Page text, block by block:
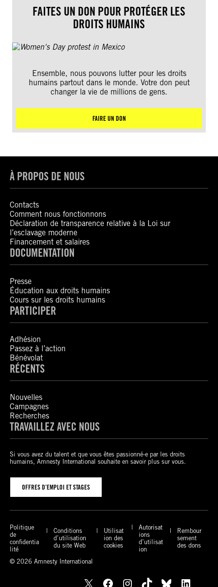
FAITES UN DON POUR PROTÉGER LES
DROITS HUMAINS
Ensemble, nous pouvons lutter pour les droits
humains partout dans le monde. Votre don peut
changer la vie de millions de gens.
FAIRE UN DON
À PROPOS DE NOUS
Contacts
Comment nous fonctionnons
Déclaration de transparence relative à la Loi sur
l’esclavage moderne
Financement et salaires
DOCUMENTATION
Presse
Éducation aux droits humains
Cours sur les droits humains
PARTICIPER
Adhésion
Passez à l’action
Bénévolat
RÉCENTS
Nouvelles
Campagnes
Recherches
TRAVAILLEZ AVEC NOUS
Si vous avez du talent et que vous êtes passionné-e par les droits
humains, Amnesty International souhaite en savoir plus sur vous.
OFFRES D’EMPLOI ET STAGES
Politique
de
confidentia
lité
Conditions
d’utilisation
du site Web
Utilisat
ion des
cookies
Autorisat
ions
d’utilisat
ion
Rembour
sement
des dons
© 2026 Amnesty International
X Facebook Instagram TikTok Bluesky LinkedIn